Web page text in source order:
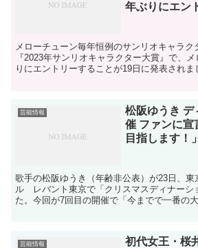
年ぶりにエン
メローチューン毎年恒例のサンリオキャラク
『2023年サンリオキャラクター大賞』で、
りにエントリーすることが19日に発表され
芸能情報
松阪ゆうき デ
催 ファンに宣
目指します！」
歌手の松阪ゆうき（年齢非公表）が23日、東
ル レバント東京で「クリスマスディナー
た。今回が7回目の開催で「今までで一番の
芸能情報
初代女王・桜